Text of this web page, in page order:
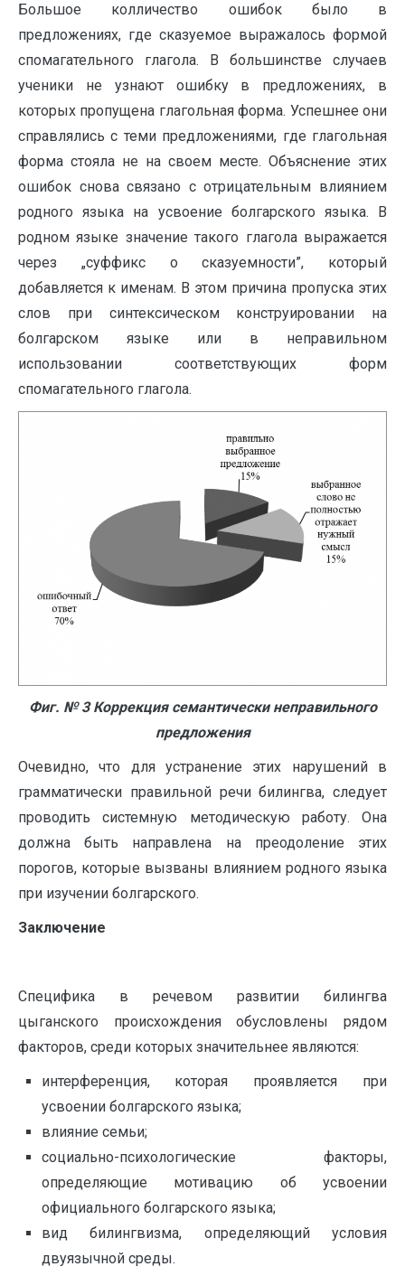
Большое колличество ошибок было в
предложениях, где сказуемое выражалось формой
спомагательного глагола. В большинстве случаев
ученики не узнают ошибку в предложениях, в
которых пропущена глагольная форма. Успешнее они
справлялись с теми предложениями, где глагольная
форма стояла не на своем месте. Объяснение этих
ошибок снова связано с отрицательным влиянием
родного языка на усвоение болгарского языка. В
родном языке значение такого глагола выражается
через „суффикс о сказуемности”, который
добавляется к именам. В этом причина пропуска этих
слов при синтексическом конструировании на
болгарском языке или в неправильном
использовании соответствующих форм
спомагательного глагола.
Фиг. №3Коррекция семантически неправильного
предложения
Очевидно, что для устранение этих нарушений в
грамматически правильной речи билингва, следует
проводить системную методическую работу. Она
должна быть направлена на преодоление этих
порогов, которые вызваны влиянием родного языка
при изучении болгарского.
Заключение
Специфика в речевом развитии билингва
цыганского происхождения обусловлены рядом
факторов, среди которых значительнее являются:
интерференция, которая проявляется при
усвоении болгарского языка;
влияние семьи;
социально-психологические факторы,
определяющие мотивацию об усвоении
официального болгарского языка;
вид билингвизма, определяющий условия
двуязычной среды.